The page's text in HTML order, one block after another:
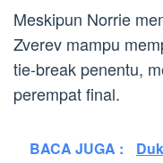
Meskipun Norrie
Zverev mampu
tie-break penentu,
perempat final.
BACA JUGA :